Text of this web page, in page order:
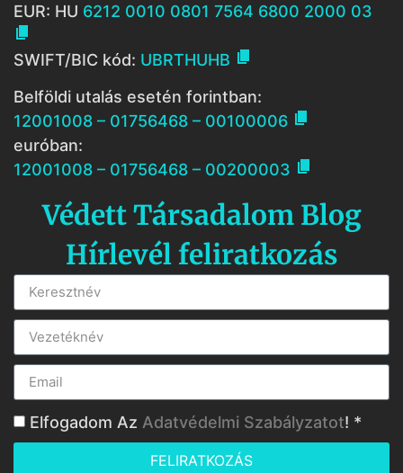
EUR: HU 6212 0010 0801 7564 6800 2000 03

SWIFT/BIC kód: UBRTHUHB 
Belföldi utalás esetén forintban:
12001008 – 01756468 – 00100006 
euróban:
12001008 – 01756468 – 00200003 
Védett Társadalom Blog
Hírlevél feliratkozás
Elfogadom Az Adatvédelmi Szabályzatot! *
FELIRATKOZÁS